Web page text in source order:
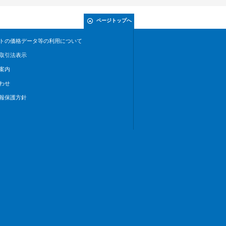
ページトップへ
の価格データ等の利用について
引法表示
内
せ
保護方針